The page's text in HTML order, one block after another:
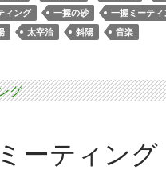
ィング 一握の砂
一握ミーティ
太宰治 斜陽 音楽
ーティング